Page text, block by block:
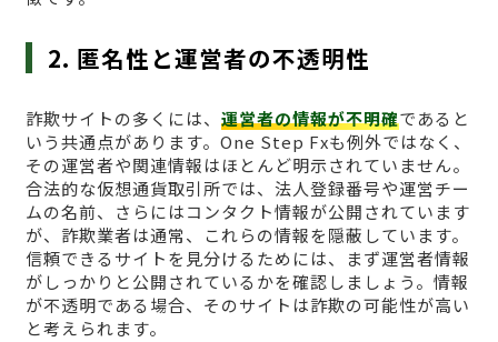
2. 匿名性と運営者の不透明性
詐欺サイトの多くには、 運営者の情報が不明確であると
いう共通点があります。One Step Fxも例外ではなく、
その運営者や関連情報はほとんど明示されていません。
合法的な仮想通貨取引所では、法人登録番号や運営チー
ムの名前、さらにはコンタクト情報が公開されています
が、詐欺業者は通常、これらの情報を隠蔽しています。
信頼できるサイトを見分けるためには、まず運営者情報
がしっかりと公開されているかを確認しましょう。情報
が不透明である場合、そのサイトは詐欺の可能性が高い
と考えられます。